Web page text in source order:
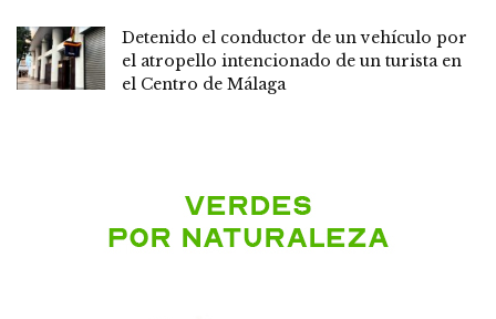
Detenido el conductor de un vehículo por
el atropello intencionado de un turista en
el Centro de Málaga